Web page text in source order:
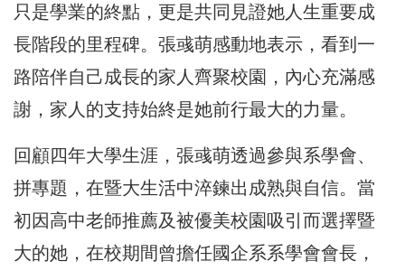
只是學業的終點，更是共同見證她人生重要成
長階段的里程碑。張彧萌感動地表示，看到一
路陪伴自己成長的家人齊聚校園，內心充滿感
謝，家人的支持始終是她前行最大的力量。
回顧四年大學生涯，張彧萌透過參與系學會、
拼專題，在暨大生活中淬鍊出成熟與自信。當
初因高中老師推薦及被優美校園吸引而選擇暨
大的她，在校期間曾擔任國企系系學會會長，